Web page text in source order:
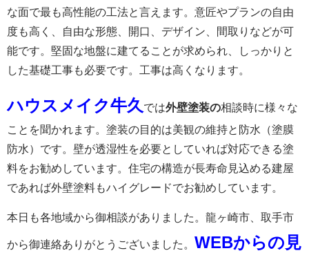
な面で最も高性能の工法と言えます。意匠やプランの自由
度も高く、自由な形態、開口、デザイン、間取りなどが可
能です。堅固な地盤に建てることが求められ、しっかりと
した基礎工事も必要です。工事は高くなります。
ハウスメイク牛久 では外壁塗装の相談時に様々な
ことを聞かれます。塗装の目的は美観の維持と防水（塗膜
防水）です。壁が透湿性を必要としていれば対応できる塗
料をお勧めしています。住宅の構造が長寿命見込める建屋
であれば外壁塗料もハイグレードでお勧めしています。
本日も各地域から御相談がありました。龍ヶ崎市、取手市
から御連絡ありがとうございました。 WEBからの見